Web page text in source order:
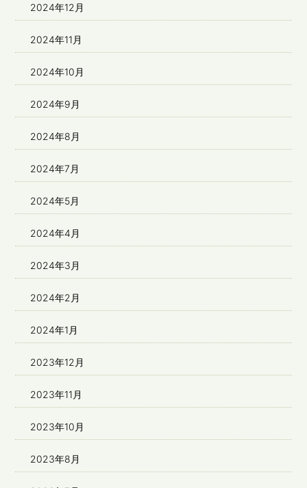
2024年12月
2024年11月
2024年10月
2024年9月
2024年8月
2024年7月
2024年5月
2024年4月
2024年3月
2024年2月
2024年1月
2023年12月
2023年11月
2023年10月
2023年8月